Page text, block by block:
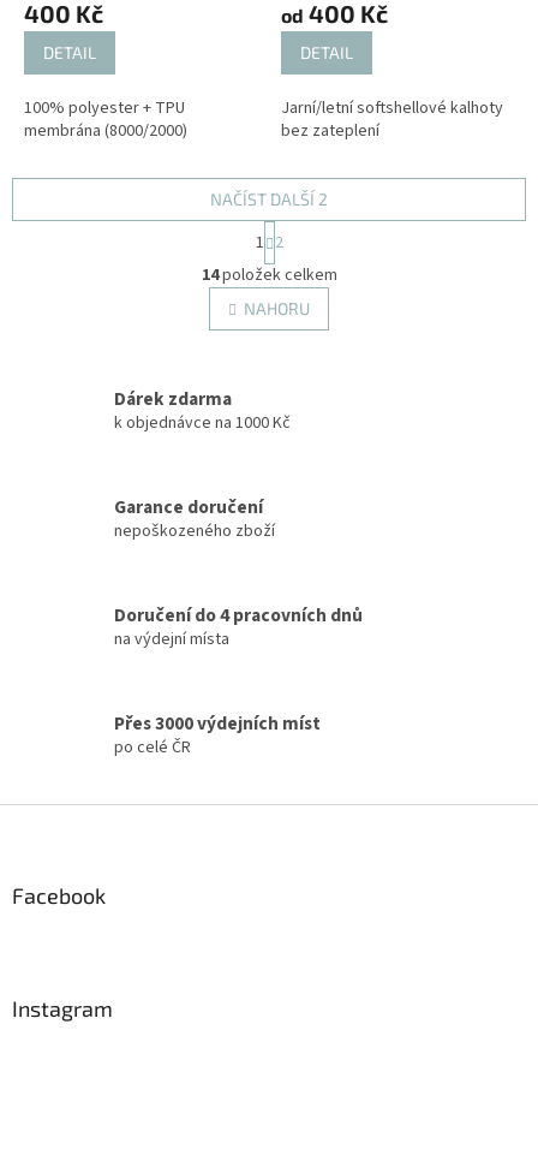
400 Kč
DETAIL
100% polyester + TPU
membrána (8000/2000)
od 400 Kč
DETAIL
Jarní/letní softshellové kalhoty
bez zateplení
O
v
l
á
í
y
p
i
NAČÍST DALŠÍ 2
t
r
á
n
k
n
í
1 2
14položek celkem
NAHORU
Dárek zdarma
k objednávce na 1000 Kč
Garance doručení
nepoškozeného zboží
Doručení do 4 pracovních dnů
na výdejní místa
Přes 3000 výdejních míst
po celé ČR
Facebook
Instagram